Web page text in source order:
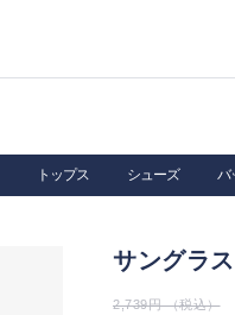
トップス シューズ バ
サングラス
2,739円 （税込）